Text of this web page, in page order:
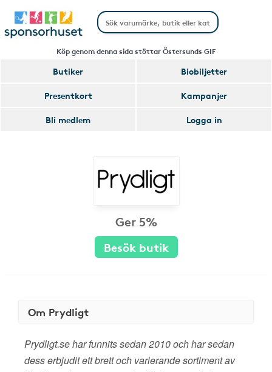
Köp genom denna sida stöttar Östersunds GIF
Butiker
Biobiljetter
Presentkort
Kampanjer
Bli medlem
Logga in
Ger 5%
Besök butik
Om Prydligt
Prydligt.se har funnits sedan 2010 och har sedan
dess erbjudit ett brett och varierande sortiment av